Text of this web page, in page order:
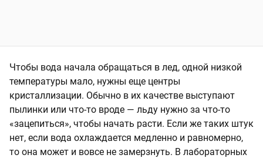
Чтобы вода начала обращаться в лед, одной низкой
температуры мало, нужны еще центры
кристаллизации. Обычно в их качестве выступают
пылинки или что-то вроде — льду нужно за что-то
«зацепиться», чтобы начать расти. Если же таких штук
нет, если вода охлаждается медленно и равномерно,
то она может и вовсе не замерзнуть. В лабораторных